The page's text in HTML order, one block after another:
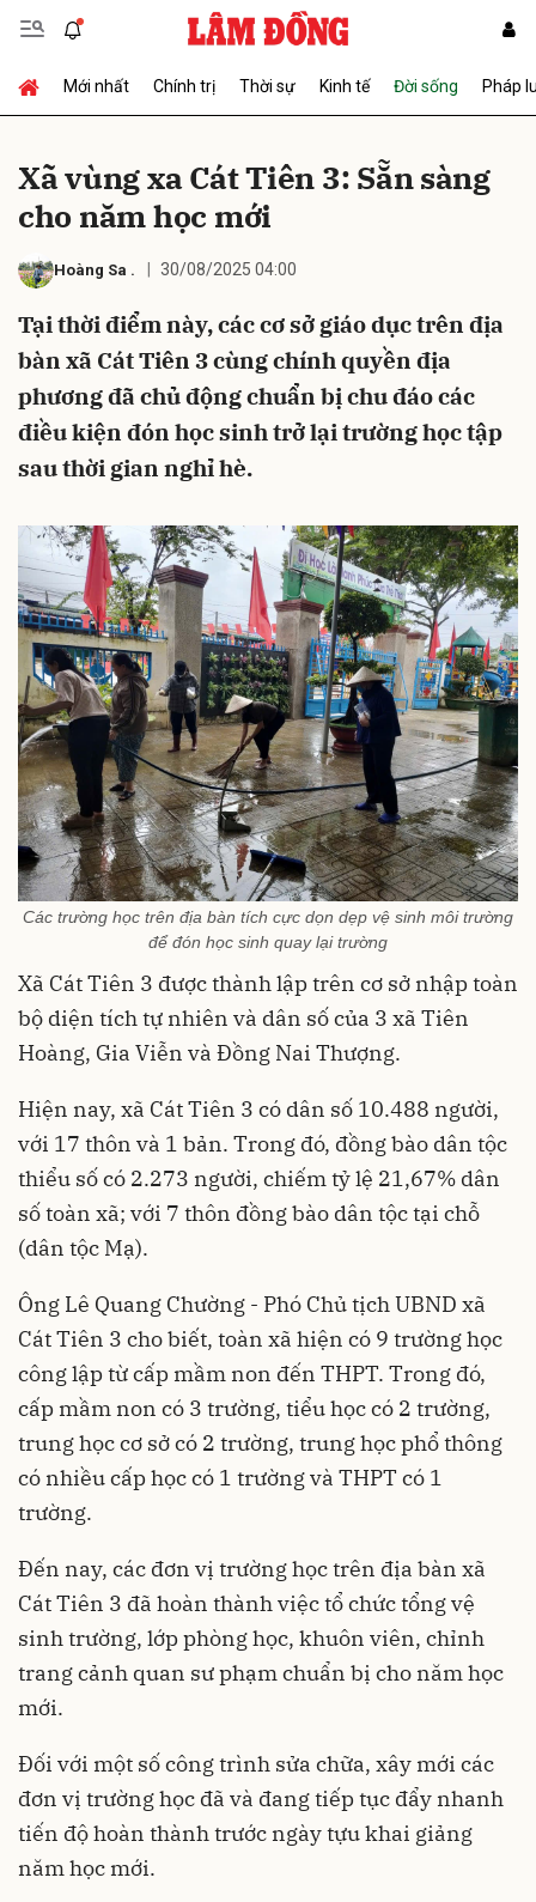
Mới nhất Chính trị Thời sự Kinh tế Đời sống Pháp
Xã vùng xa Cát Tiên 3: Sẵn sàng
cho năm học mới
Hoàng Sa . 30/08/2025 04:00
Tại thời điểm này, các cơ sở giáo dục trên địa
bàn xã Cát Tiên 3 cùng chính quyền địa
phương đã chủ động chuẩn bị chu đáo các
điều kiện đón học sinh trở lại trường học tập
sau thời gian nghỉ hè.
Các trường học trên địa bàn tích cực dọn dẹp vệ sinh môi trường
để đón học sinh quay lại trường
Xã Cát Tiên 3 được thành lập trên cơ sở nhập toàn
bộ diện tích tự nhiên và dân số của 3 xã Tiên
Hoàng, Gia Viễn và Đồng Nai Thượng.
Hiện nay, xã Cát Tiên 3 có dân số 10.488 người,
với 17 thôn và 1 bản. Trong đó, đồng bào dân tộc
thiểu số có 2.273 người, chiếm tỷ lệ 21,67% dân
số toàn xã; với 7 thôn đồng bào dân tộc tại chỗ
(dân tộc Mạ).
Ông Lê Quang Chường - Phó Chủ tịch UBND xã
Cát Tiên 3 cho biết, toàn xã hiện có 9 trường học
công lập từ cấp mầm non đến THPT. Trong đó,
cấp mầm non có 3 trường, tiểu học có 2 trường,
trung học cơ sở có 2 trường, trung học phổ thông
có nhiều cấp học có 1 trường và THPT có 1
trường.
Đến nay, các đơn vị trường học trên địa bàn xã
Cát Tiên 3 đã hoàn thành việc tổ chức tổng vệ
sinh trường, lớp phòng học, khuôn viên, chỉnh
trang cảnh quan sư phạm chuẩn bị cho năm học
mới.
Đối với một số công trình sửa chữa, xây mới các
đơn vị trường học đã và đang tiếp tục đẩy nhanh
tiến độ hoàn thành trước ngày tựu khai giảng
năm học mới.
Gửi bình luận
Hủy